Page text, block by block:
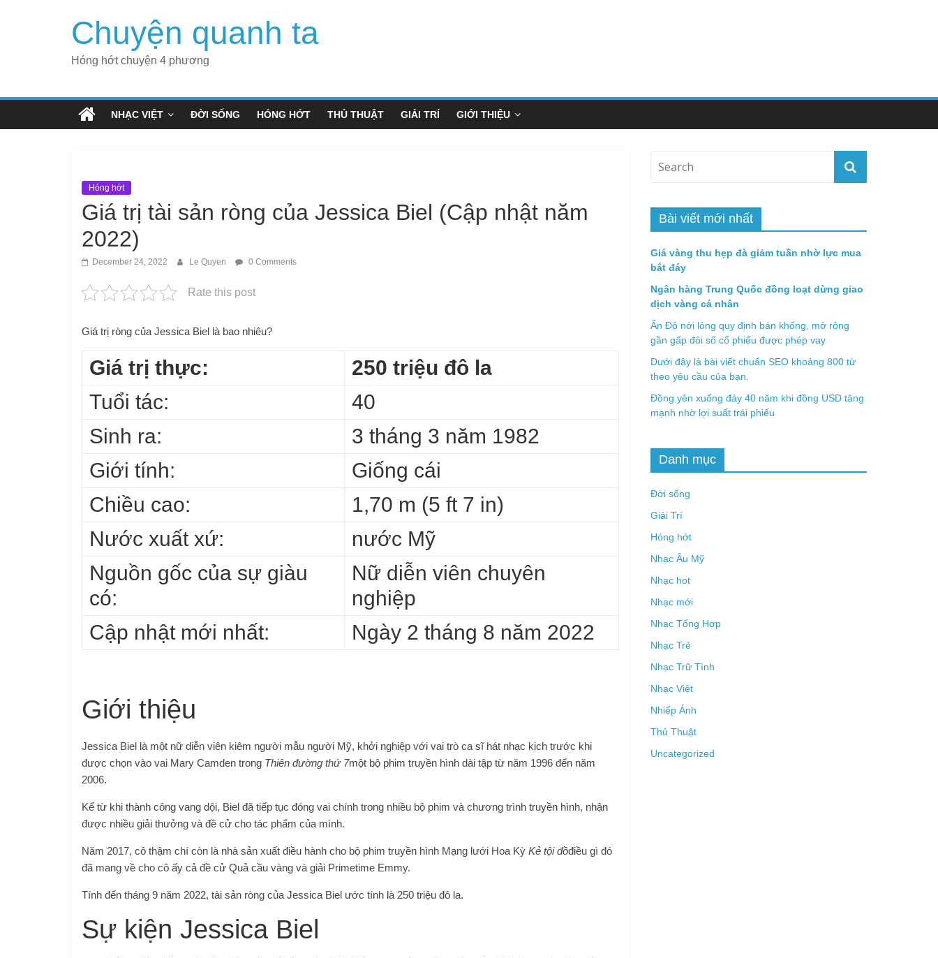
Chuyện quanh ta
Hóng hớt chuyện 4 phương
NHẠC VIỆT ĐỜI SỐNG HÓNG HỚT THỦ THUẬT GIẢI TRÍ GIỚI THIỆU
Hóng hớt
Giá trị tài sản ròng của Jessica Biel (Cập nhật năm
2022)
December 24, 2022 Le Quyen 0 Comments
Rate this post
Giá trị ròng của Jessica Biel là bao nhiêu?
Giá trị thực:
250 triệu đô la
Tuổi tác:
40
Sinh ra:
3 tháng 3 năm 1982
Giới tính:
Giống cái
Chiều cao:
1,70 m (5 ft 7 in)
Nước xuất xứ:
nước Mỹ
Nguồn gốc của sự giàu
có:
Nữ diễn viên chuyên
nghiệp
Cập nhật mới nhất:
Ngày 2 tháng 8 năm 2022
Giới thiệu
Jessica Biel là một nữ diễn viên kiêm người mẫu người Mỹ, khởi nghiệp với vai trò ca sĩ hát nhạc kịch trước khi
được chọn vào vai Mary Camden trong Thiên đường thứ 7một bộ phim truyền hình dài tập từ năm 1996 đến năm
2006.
Kể từ khi thành công vang dội, Biel đã tiếp tục đóng vai chính trong nhiều bộ phim và chương trình truyền hình, nhận
được nhiều giải thưởng và đề cử cho tác phẩm của mình.
Năm 2017, cô thậm chí còn là nhà sản xuất điều hành cho bộ phim truyền hình Mạng lưới Hoa Kỳ Kẻ tội đồđiều gì đó
đã mang về cho cô ấy cả đề cử Quả cầu vàng và giải Primetime Emmy.
Tính đến tháng 9 năm 2022, tài sản ròng của Jessica Biel ước tính là 250 triệu đô la.
Sự kiện Jessica Biel
Bài viết mới nhất
Giá vàng thu hẹp đà giảm tuần nhờ lực mua
bắt đáy
Ngân hàng Trung Quốc đồng loạt dừng giao
dịch vàng cá nhân
Ấn Độ nới lỏng quy định bán khống, mở rộng
gần gấp đôi số cổ phiếu được phép vay
Dưới đây là bài viết chuẩn SEO khoảng 800 từ
theo yêu cầu của bạn.
Đồng yên xuống đáy 40 năm khi đồng USD tăng
mạnh nhờ lợi suất trái phiếu
Danh mục
Đời sống
Giải Trí
Hóng hớt
Nhạc Âu Mỹ
Nhạc hot
Nhạc mới
Nhạc Tổng Hợp
Nhạc Trẻ
Nhạc Trữ Tình
Nhạc Việt
Nhiếp Ảnh
Thủ Thuật
Uncategorized